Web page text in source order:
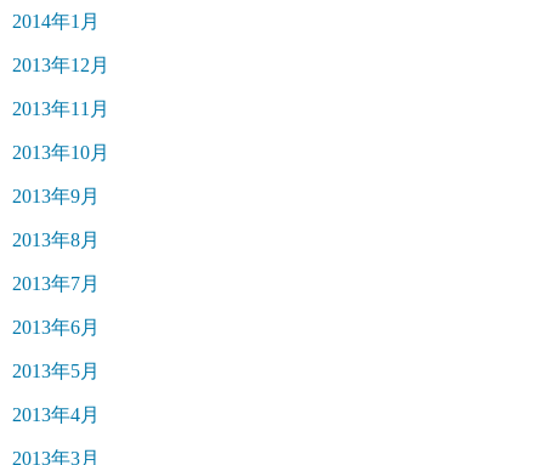
2014年1月
2013年12月
2013年11月
2013年10月
2013年9月
2013年8月
2013年7月
2013年6月
2013年5月
2013年4月
2013年3月